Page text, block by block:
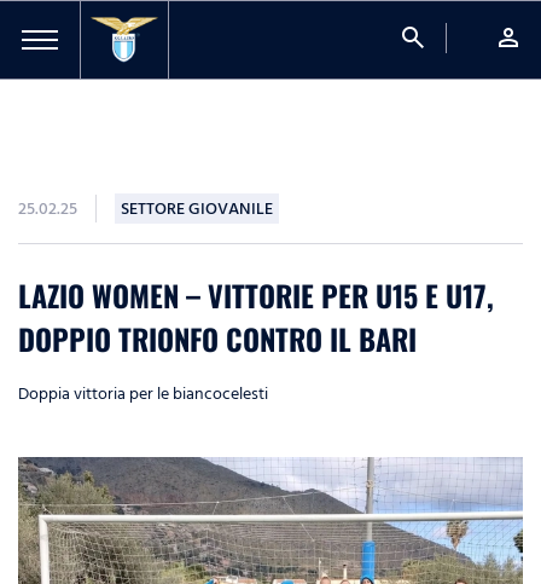
search person
25.02.25 SETTORE GIOVANILE
LAZIO WOMEN – VITTORIE PER U15 E U17,
DOPPIO TRIONFO CONTRO IL BARI
Doppia vittoria per le biancocelesti